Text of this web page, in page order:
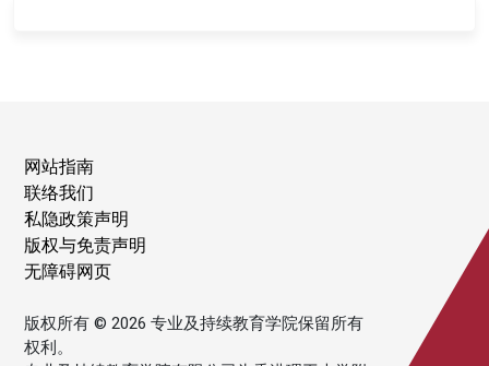
网站指南
联络我们
私隐政策声明
版权与免责声明
无障碍网页
版权所有 © 2026 专业及持续教育学院保留所有
权利。